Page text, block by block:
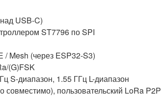
USB-C)
ST7796 по SPI
/ Mesh (через ESP32-S3)
(G)FSK
S-диапазон, 1.55 ГГц L-диапазон
пользовательский LoRa P2P